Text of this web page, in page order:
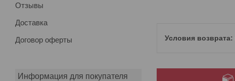
Отзывы
Доставка
Договор оферты
Информация для покупателя